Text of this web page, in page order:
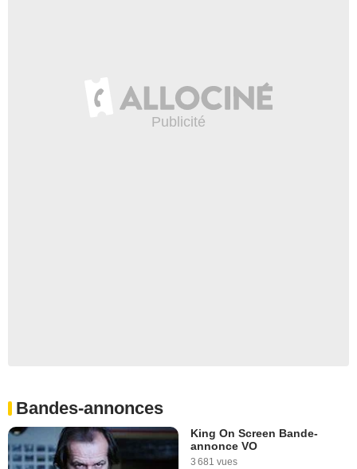
Bandes-annonces
King On Screen Bande-
annonce VO
3 681 vues